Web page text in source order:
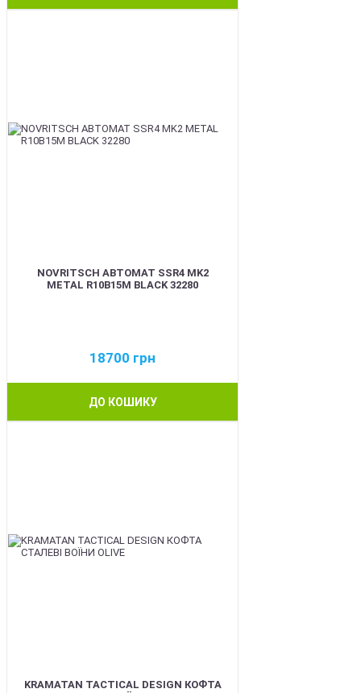
NOVRITSCH АВТОМАТ SSR4 MK2
METAL R10B15M BLACK 32280
18700 грн
ДО КОШИКУ
KRAMATAN TACTICAL DESIGN КОФТА